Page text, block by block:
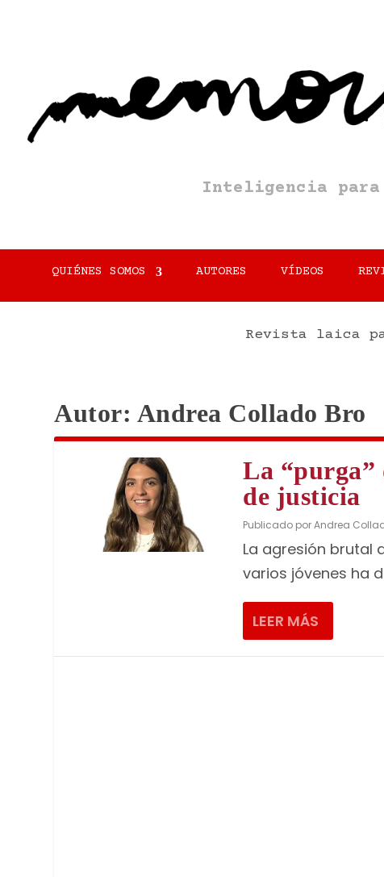
Inteligencia
QUIÉNES SOMOS AUTORES VÍDEOS
Revista laica
Autor: Andrea Collado Bro
La “purga”
de justicia
Publicado porAndrea
La agresión brutal
varios jóvenes ha
LEER MÁS